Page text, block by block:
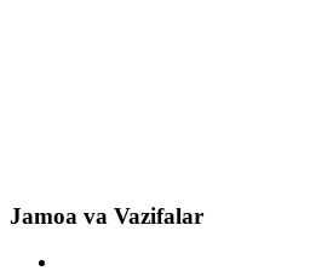
Jamoa va Vazifalar